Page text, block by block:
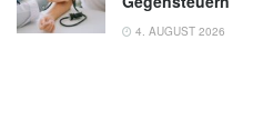
4. AUGUST 2026